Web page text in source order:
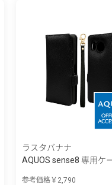
ラスタバナナ
AQUOS sense8 専用ケ
参考価格￥2,790